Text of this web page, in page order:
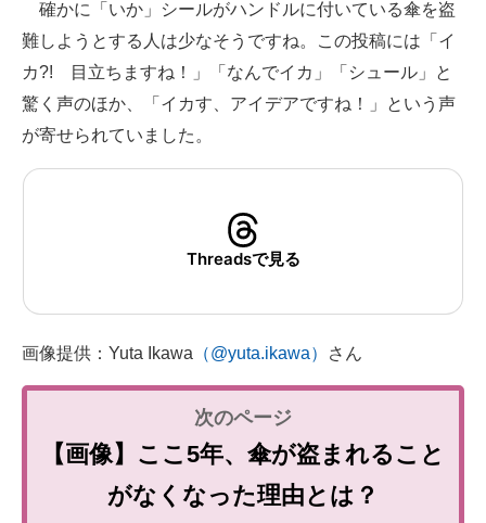
確かに「いか」シールがハンドルに付いている傘を盗
難しようとする人は少なそうですね。この投稿には「イ
カ?! 目立ちますね！」「なんでイカ」「シュール」と
驚く声のほか、「イカす、アイデアですね！」という声
が寄せられていました。
Threadsで見る
画像提供：Yuta Ikawa （@yuta.ikawa） さん
【画像】ここ5年、傘が盗まれること
がなくなった理由とは？